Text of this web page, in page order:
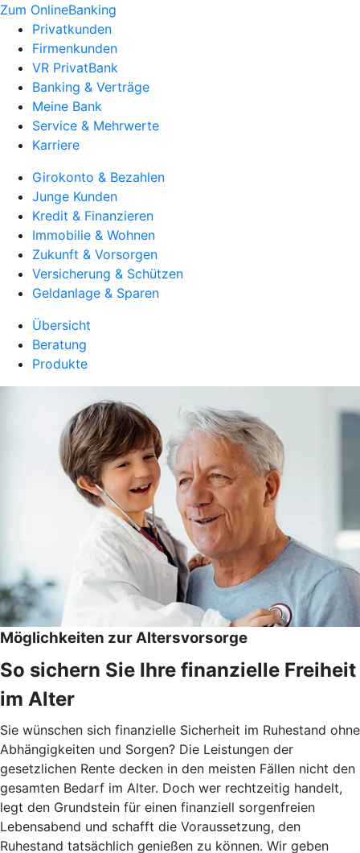
Zum OnlineBanking
Privatkunden
Firmenkunden
VR PrivatBank
Banking & Verträge
Meine Bank
Service & Mehrwerte
Karriere
Girokonto & Bezahlen
Junge Kunden
Kredit & Finanzieren
Immobilie & Wohnen
Zukunft & Vorsorgen
Versicherung & Schützen
Geldanlage & Sparen
Übersicht
Beratung
Produkte
Möglichkeiten zur Altersvorsorge
So sichern Sie Ihre finanzielle Freiheit
im Alter
Sie wünschen sich finanzielle Sicherheit im Ruhestand ohne
Abhängigkeiten und Sorgen? Die Leistungen der
gesetzlichen Rente decken in den meisten Fällen nicht den
gesamten Bedarf im Alter. Doch wer rechtzeitig handelt,
legt den Grundstein für einen finanziell sorgenfreien
Lebensabend und schafft die Voraussetzung, den
Ruhestand tatsächlich genießen zu können. Wir geben